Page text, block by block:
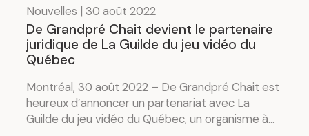
Nouvelles | 30 août 2022
De Grandpré Chait devient le partenaire
juridique de La Guilde du jeu vidéo du
Québec
Montréal, 30 août 2022 – De Grandpré Chait est
heureux d’annoncer un partenariat avec La
Guilde du jeu vidéo du Québec, un organisme à...